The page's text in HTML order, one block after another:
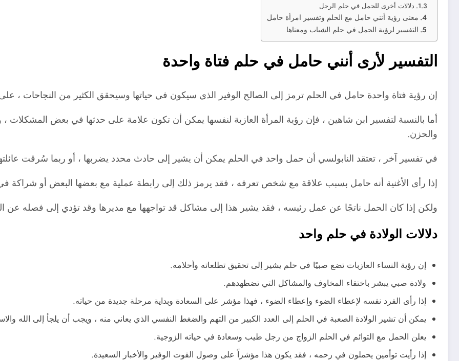
دلالات أخرى للحمل في حلم الرجل
معنى رؤية أنني حامل مع الحلم وتفسير امرأة حامل
التفسير لرؤية الحمل في حلم الشباب ومعناها
التفسير لأرى أنني حامل في حلم فتاة واحدة
إن رؤية فتاة واحدة حامل في الحلم ترمز إلى الصالح الوفير الذي سيكون في حياتها وسيحقق الكثير من النجاحات ، على
أما بالنسبة لتفسير ابن شاهين ، فإن رؤية المرأة العازبة لنفسها يمكن أن تكون علامة على حدثها في بعض المشكلات ،
والحزن.
في تفسير آخر ، تعتقد النابولسي أن حمل واحد في الحلم يمكن أن يشير إلى حادث محدد يضربها ، أو ربما سُرقت
إذا رأى الأغنية أنه حامل بسبب علاقة مع شخص تعرفه ، فقد يرمز ذلك إلى رابطة عملية مع بعضها البعض أو شراكة
ولكن إذا كان الحمل ناتجًا عن عمل رئيسه ، فقد يشير هذا إلى مشاكل قد تواجهها مع مديرها وقد تؤدي إلى فصله عن
دلالات الولادة في حلم واحد
إن رؤية النساء العازبات تضع صبيًا في حلم يشير إلى تحقيق تطلعاته وأحلامه.
ولادة صبي يبشر باختفاء المخاوف والمشاكل التي تضطهدهم.
إذا رأى الفرد نفسه لإعطاء الضوء وإعطاء الضوء ، فهذا مؤشر على السعادة وبداية مرحلة جديدة من حياته.
يمكن أن تشير الولادة الصعبة في الحلم إلى العدد الكبير من التهم والضغط النفسي الذي يعاني منه ، ويجب أن يلجأ إلى الله
يعلن الحمل مع التوائم في الحلم الزواج من رجل طيب وسعادة في حياته الزوجية.
إذا رأيت توأمين يحملون في رحمه ، فقد يكون هذا مؤشراً على وصول القوت الوفير والأخبار السعيدة.